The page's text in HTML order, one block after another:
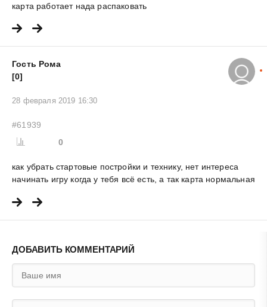
карта работает нада распаковать
Гость Рома
[0]
28 февраля 2019 16:30
#61939
0
как убрать стартовые постройки и технику, нет интереса
начинать игру когда у тебя всё есть, а так карта нормальная
ДОБАВИТЬ КОММЕНТАРИЙ